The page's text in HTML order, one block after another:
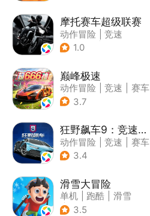
摩托赛车超级联赛
动作冒险
竞速
| 摩托车
1.0
巅峰极速
动作冒险 竞速
赛车
| 漂移
3.7
狂野飙车9：竞速传奇
动作冒险 竞速
赛车
| 狂野飙车
3.4
滑雪大冒险
单机 跑酷
滑雪
| 游道易
3.5